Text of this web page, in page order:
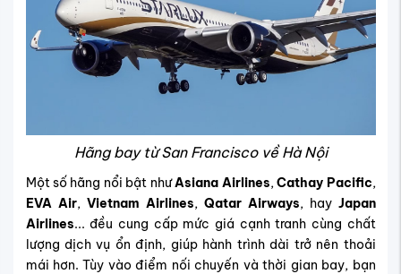
Hãng bay từ San Francisco về Hà Nội
Một số hãng nổi bật nhưAsiana Airlines,Cathay Pacific,
EVA Air, Vietnam Airlines, Qatar Airways, hay Japan
Airlines... đều cung cấp mức giá cạnh tranh cùng chất
lượng dịch vụ ổn định, giúp hành trình dài trở nên thoải
mái hơn. Tùy vào điểm nối chuyến và thời gian bay, bạn